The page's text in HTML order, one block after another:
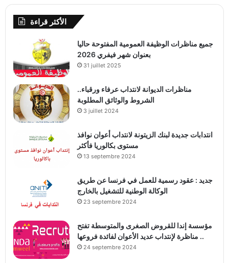
الأكثر قراءة
جميع مناظرات الوظيفة العمومية المفتوحة حاليا
بعنوان شهر فيفري 2026
31 juillet 2025
مناظرات الديوانة لانتداب عرفاء ورقباء..
الشروط والوثائق المطلوبة
3 juillet 2024
انتدابات جديدة لبنك الزيتونة لانتداب أعوان نوافذ
مستوى بكالوريا فأكثر
13 septembre 2024
جديد : عقود رسمية للعمل في فرنسا عن طريق
الوكالة الوطنية للتشغيل بالخارج
23 septembre 2024
مؤسسة إندا للقروض الصغرى والمتوسطة تفتح
مناظرة لإنتداب عديد الأعوان لفائدة فروعها ..
24 septembre 2024